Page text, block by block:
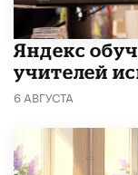
​Яндекс
учителей
6 АВГУСТА